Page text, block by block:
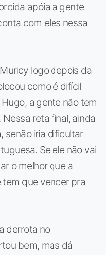
apóia a gente
com eles nessa
logo depois da
como é difícil
a gente não tem
reta final, ainda
senão iria dificultar
Se ele não vai
o melhor que a
que vencer pra
derrota no
bem, mas dá